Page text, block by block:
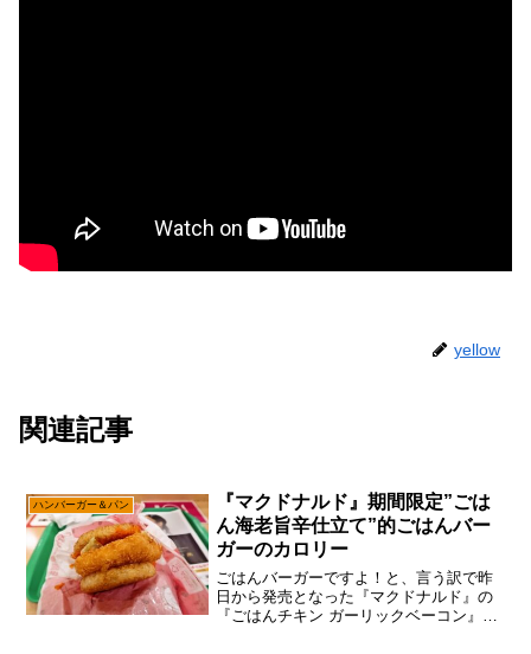
yellow
関連記事
ハンバーガー＆パン
『マクドナルド』期間限定”ごは
ん海老旨辛仕立て”的ごはんバー
ガーのカロリー
ごはんバーガーですよ！と、言う訳で昨
日から発売となった『マクドナルド』の
『ごはんチキン ガーリックベーコン』